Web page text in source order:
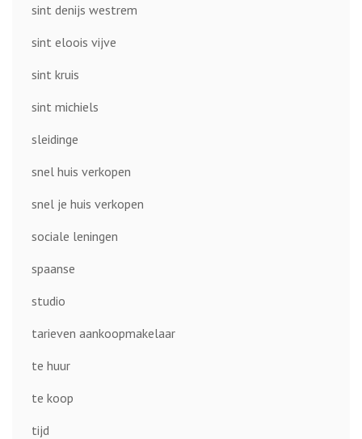
sint denijs westrem
sint eloois vijve
sint kruis
sint michiels
sleidinge
snel huis verkopen
snel je huis verkopen
sociale leningen
spaanse
studio
tarieven aankoopmakelaar
te huur
te koop
tijd